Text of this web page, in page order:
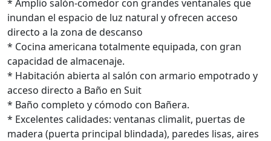
* Amplio salón-comedor con grandes ventanales que
inundan el espacio de luz natural y ofrecen acceso
directo a la zona de descanso
* Cocina americana totalmente equipada, con gran
capacidad de almacenaje.
* Habitación abierta al salón con armario empotrado y
acceso directo a Baño en Suit
* Baño completo y cómodo con Bañera.
* Excelentes calidades: ventanas climalit, puertas de
madera (puerta principal blindada), paredes lisas, aires